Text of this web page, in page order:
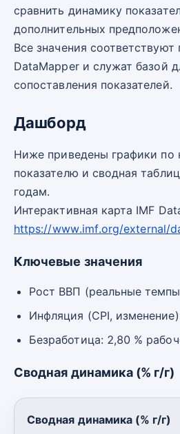
сравнить динамику
дополнительных
Все значения
DataMapper и служат базой
сопоставления показателей.
Дашборд
Ниже приведены графики по
показателю и сводная
годам.
Интерактивная карта IMF
https://www.imf.org/external/
Ключевые значения
Рост ВВП (реальные
Инфляция (CPI,
Безработица: 2,80 %
Сводная динамика (% г/г)
Сводная динамика (% г/г)